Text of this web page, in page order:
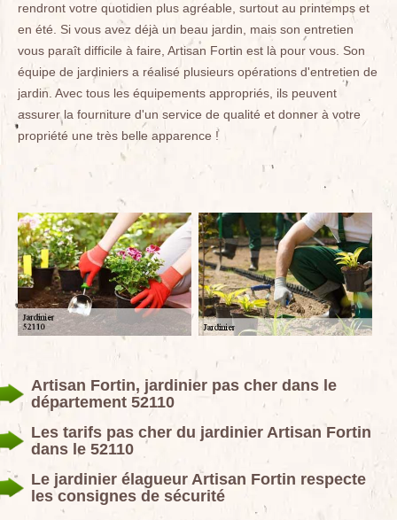
rendront votre quotidien plus agréable, surtout au printemps et
en été. Si vous avez déjà un beau jardin, mais son entretien
vous paraît difficile à faire, Artisan Fortin est là pour vous. Son
équipe de jardiniers a réalisé plusieurs opérations d'entretien de
jardin. Avec tous les équipements appropriés, ils peuvent
assurer la fourniture d'un service de qualité et donner à votre
propriété une très belle apparence !
Artisan Fortin, jardinier pas cher dans le
département 52110
Les tarifs pas cher du jardinier Artisan Fortin
dans le 52110
Le jardinier élagueur Artisan Fortin respecte
les consignes de sécurité